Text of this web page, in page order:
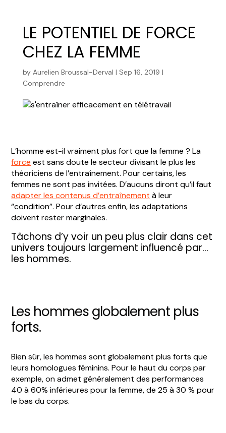
LE POTENTIEL DE FORCE
CHEZ LA FEMME
by Aurelien Broussal-Derval | Sep 16, 2019 |
Comprendre
L’homme est-il vraiment plus fort que la femme ? La
force est sans doute le secteur divisant le plus les
théoriciens de l’entraînement. Pour certains, les
femmes ne sont pas invitées. D’aucuns diront qu’il faut
adapter les contenus d’entraînement à leur
“condition”. Pour d’autres enfin, les adaptations
doivent rester marginales.
Tâchons d’y voir un peu plus clair dans cet
univers toujours largement influencé par…
les hommes.
Les hommes globalement plus
forts.
Bien sûr, les hommes sont globalement plus forts que
leurs homologues féminins. Pour le haut du corps par
exemple, on admet généralement des performances
40 à 60% inférieures pour la femme, de 25 à 30 % pour
le bas du corps.